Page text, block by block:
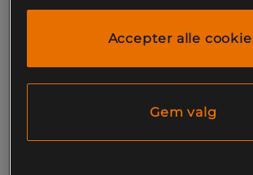
Gratis fragt over 199
Gratis
Nike Romaleos 4, styrke og stabilitet
Accepter alle
Gem valg